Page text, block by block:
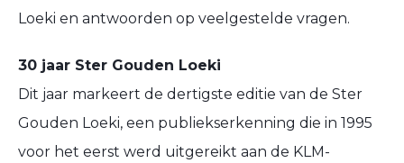
Loeki en antwoorden op veelgestelde vragen.
30 jaar Ster Gouden Loeki
Dit jaar markeert de dertigste editie van de Ster
Gouden Loeki, een publiekserkenning die in 1995
voor het eerst werd uitgereikt aan de KLM-